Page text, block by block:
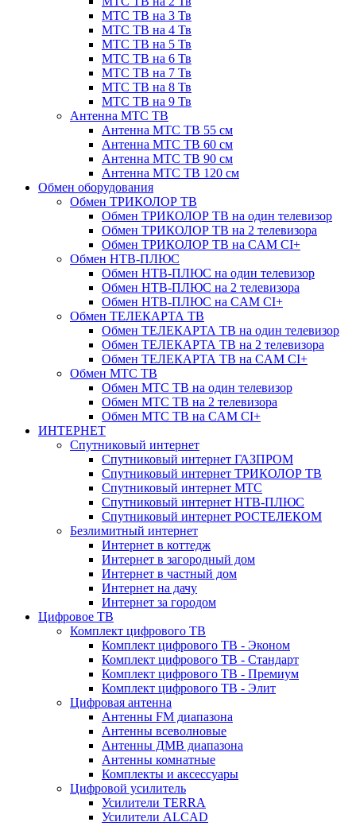
МТС ТВ на 3 Тв
МТС ТВ на 4 Тв
МТС ТВ на 5 Тв
МТС ТВ на 6 Тв
МТС ТВ на 7 Тв
МТС ТВ на 8 Тв
МТС ТВ на 9 Тв
Антенна МТС ТВ
Антенна МТС ТВ 55 см
Антенна МТС ТВ 60 см
Антенна МТС ТВ 90 см
Антенна МТС ТВ 120 см
Обмен оборудования
Обмен ТРИКОЛОР ТВ
Обмен ТРИКОЛОР ТВ на один телевизор
Обмен ТРИКОЛОР ТВ на 2 телевизора
Обмен ТРИКОЛОР ТВ на CAM CI+
Обмен НТВ-ПЛЮС
Обмен НТВ-ПЛЮС на один телевизор
Обмен НТВ-ПЛЮС на 2 телевизора
Обмен НТВ-ПЛЮС на CAM CI+
Обмен ТЕЛЕКАРТА ТВ
Обмен ТЕЛЕКАРТА ТВ на один телевизор
Обмен ТЕЛЕКАРТА ТВ на 2 телевизора
Обмен ТЕЛЕКАРТА ТВ на CAM CI+
Обмен МТС ТВ
Обмен МТС ТВ на один телевизор
Обмен МТС ТВ на 2 телевизора
Обмен МТС ТВ на CAM CI+
ИНТЕРНЕТ
Спутниковый интернет
Спутниковый интернет ГАЗПРОМ
Спутниковый интернет ТРИКОЛОР ТВ
Спутниковый интернет МТС
Спутниковый интернет НТВ-ПЛЮС
Спутниковый интернет РОСТЕЛЕКОМ
Безлимитный интернет
Интернет в коттедж
Интернет в загородный дом
Интернет в частный дом
Интернет на дачу
Интернет за городом
Цифровое ТВ
Комплект цифрового ТВ
Комплект цифрового ТВ - Эконом
Комплект цифрового ТВ - Стандарт
Комплект цифрового ТВ - Премиум
Комплект цифрового ТВ - Элит
Цифровая антенна
Антенны FM диапазона
Антенны всеволновые
Антенны ДМВ диапазона
Антенны комнатные
Комплекты и аксессуары
Цифровой усилитель
Усилители TERRA
Усилители ALCAD